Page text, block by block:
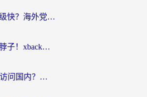
归雁加速器怎么升级快？海外党无缝访问国内资源的全攻略（附免费VPN推荐Dcard热门款）
海外党别被地域卡脖子！xback回国加速器选择全攻略，轻松刷剧玩国服
从印度用什么VPN访问国内？海外党亲测的无缝回国上网指南